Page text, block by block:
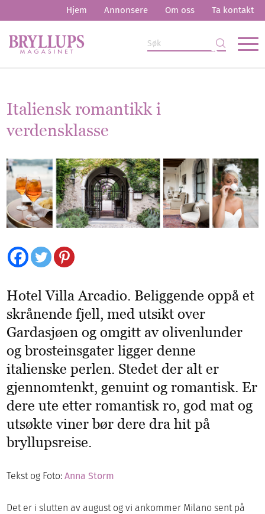
Hjem Annonsere Om oss Ta kontakt
Italiensk romantikk i
verdensklasse
Hotel Villa Arcadio. Beliggende oppå et
skrånende fjell, med utsikt over
Gardasjøen og omgitt av olivenlunder
og brosteinsgater ligger denne
italienske perlen. Stedet der alt er
gjennomtenkt, genuint og romantisk. Er
dere ute etter romantisk ro, god mat og
utsøkte viner bør dere dra hit på
bryllupsreise.
Tekst og Foto:Anna Storm
Det er i slutten av august og vi ankommer Milano sent på